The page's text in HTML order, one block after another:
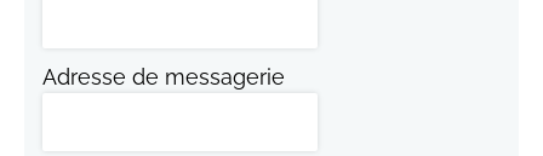
Adresse de messagerie